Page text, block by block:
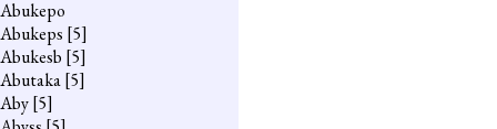
Abukepo
Abukeps [5]
Abukesb [5]
Abutaka[5]
Aby[5]